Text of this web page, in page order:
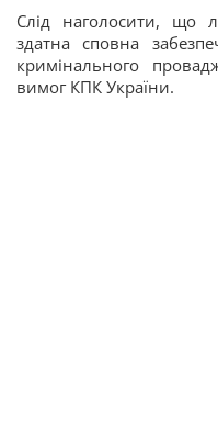
Слід наголосити, що
здатна сповна
кримінального
вимог КПК України.